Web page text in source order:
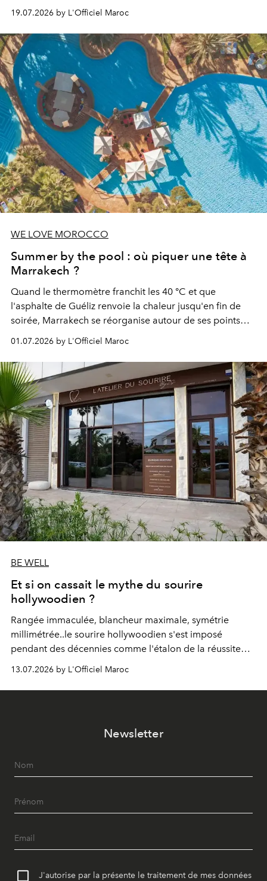
d’expérimentation. Avec Néo Beldi, Diamantine en
révise les proportions et les usages pour l’inscrire dans
le quotidien contemporain, sans effacer la culture du
vêtement dont il procède.
19.07.2026 by L'Officiel Maroc
WE LOVE MOROCCO
Summer by the pool : où piquer une tête à
Marrakech ?
Quand le thermomètre franchit les 40 °C et que
l'asphalte de Guéliz renvoie la chaleur jusqu'en fin de
soirée, Marrakech se réorganise autour de ses points
d'eau. À l'Hivernage, le Es Saadi Marrakech Resort ouvre
les portes de son parc de huit hectares et de sa piscine
lagon de 2 400 m² avec trois formules Palace Day Pass
qui permettent d'y passer la journée.
01.07.2026 by L'Officiel Maroc
BE WELL
Et si on cassait le mythe du sourire
hollywoodien ?
Rangée immaculée, blancheur maximale, symétrie
millimétrée..le sourire hollywoodien s'est imposé
pendant des décennies comme l'étalon de la réussite
esthétique. Mais ce que l'on prenait pour un idéal se
révèle être un standard, qui, par définition, gomme ce
qui nous distingue. Aujourd'hui, la dentisterie change de
13.07.2026 by L'Officiel Maroc
Newsletter
J'autorise par la présente le traitement de mes données